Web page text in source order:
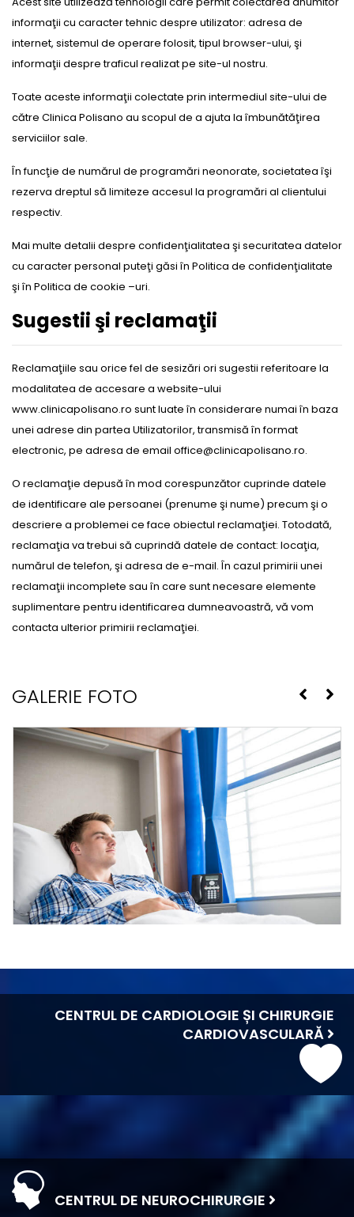
informaţii cu caracter tehnic despre utilizator: adresa de
internet, sistemul de operare folosit, tipul browser-ului, şi
informaţii despre traficul realizat pe site-ul nostru.
Toate aceste informaţii colectate prin intermediul site-ului de
către Clinica Polisano au scopul de a ajuta la îmbunătăţirea
serviciilor sale.
În funcţie de numărul de programări neonorate, societatea îşi
rezerva dreptul să limiteze accesul la programări al clientului
respectiv.
Mai multe detalii despre confidenţialitatea şi securitatea datelor
cu caracter personal puteţi găsi în Politica de confidenţialitate
şi în Politica de cookie –uri.
Sugestii şi reclamaţii
Reclamaţiile sau orice fel de sesizări ori sugestii referitoare la
modalitatea de accesare a website-ului
www.clinicapolisano.ro sunt luate în considerare numai în baza
unei adrese din partea Utilizatorilor, transmisă în format
electronic, pe adresa de email office@clinicapolisano.ro.
O reclamaţie depusă în mod corespunzător cuprinde datele
de identificare ale persoanei (prenume şi nume) precum şi o
descriere a problemei ce face obiectul reclamaţiei. Totodată,
reclamaţia va trebui să cuprindă datele de contact: locaţia,
numărul de telefon, şi adresa de e-mail. În cazul primirii unei
reclamaţii incomplete sau în care sunt necesare elemente
suplimentare pentru identificarea dumneavoastră, vă vom
contacta ulterior primirii reclamaţiei.
GALERIE FOTO
CENTRUL DE CARDIOLOGIE ȘI CHIRURGIE
CARDIOVASCULARĂ
CENTRUL DE NEUROCHIRURGIE